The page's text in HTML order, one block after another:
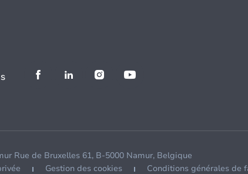
Rue de Bruxelles 61, B-5000 Namur, Belgique
Gestion des cookies Conditions générales de